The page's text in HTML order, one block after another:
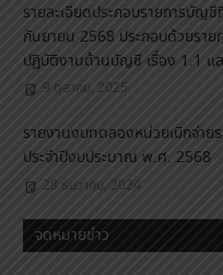
รายละเอียดประกอบรายการบั
กันยายน 2568 ประกอบด้วยรา
ปฏิบัติงานด้านบัญชี เรื่อง 1.1 แ
9 ตุลาคม, 2025
รายงานงบทดลองหน่วยเบิกจ่าย
ประจำปีงบประมาณ พ.ศ. 2568
28 ธันวาคม, 2024
จดหมายข่าว